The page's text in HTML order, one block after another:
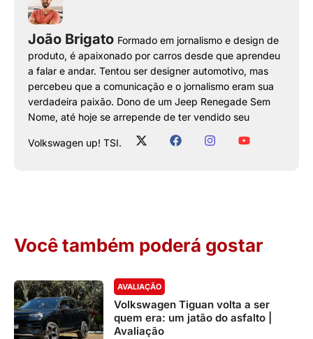
João Brigato Formado em jornalismo e design de
produto, é apaixonado por carros desde que aprendeu
a falar e andar. Tentou ser designer automotivo, mas
percebeu que a comunicação e o jornalismo eram sua
verdadeira paixão. Dono de um Jeep Renegade Sem
Nome, até hoje se arrepende de ter vendido seu
Volkswagen up! TSI.
Você também poderá gostar
AVALIAÇÃO
Volkswagen Tiguan volta a ser
quem era: um jatão do asfalto |
Avaliação